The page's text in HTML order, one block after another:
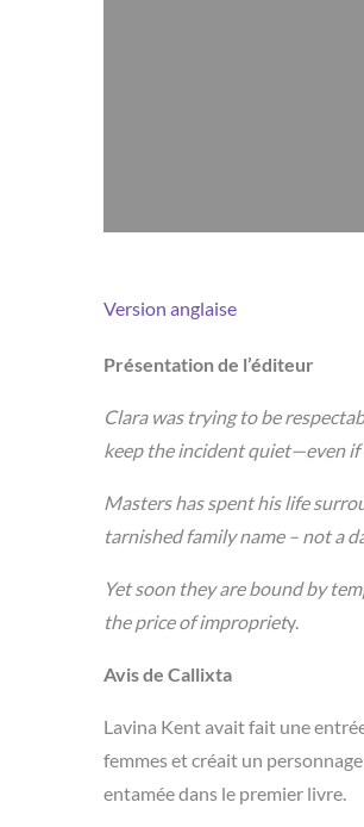
Version anglaise
Présentation de l’éditeur
Clara was trying to be
keep the incident quiet—even
Masters has spent his life
tarnished family name – not a
Yet soon they are bound by
the price of impropriety.
Avis de Callixta
Lavina Kent avait fait une
femmes et créait un
entamée dans le premier livre.